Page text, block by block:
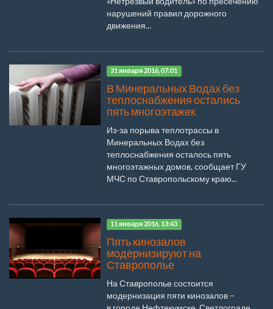
нарушений правил дорожного
движения...
31 января 2016, 07:01
В Минеральных Водах без
теплоснабжения остались
пять многоэтажек
Из-за порыва теплотрассы в
Минеральных Водах без
теплоснабжения осталось пять
многоэтажных домов, сообщает ГУ
МЧС по Ставропольскому краю...
11 января 2016, 13:43
Пять кинозалов
модернизируют на
Ставрополье
На Ставрополье состоится
модернизация пяти кинозалов –